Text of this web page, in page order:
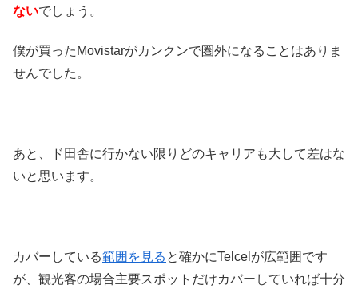
ないでしょう。
僕が買ったMovistarがカンクンで圏外になることはありま
せんでした。
あと、ド田舎に行かない限りどのキャリアも大して差はな
いと思います。
カバーしている範囲を見る と確かにTelcelが広範囲です
が、観光客の場合主要スポットだけカバーしていれば十分